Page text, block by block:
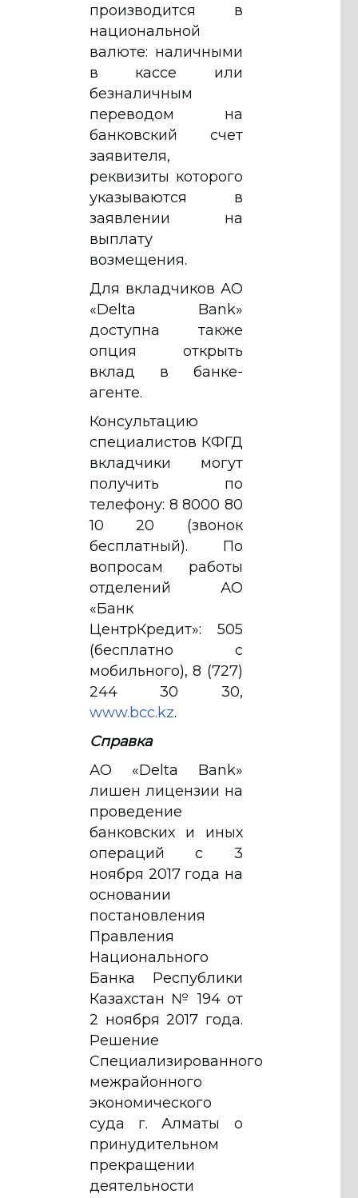
производится в
национальной
валюте: наличными
в кассе или
безналичным
переводом на
банковский счет
заявителя,
реквизиты которого
указываются в
заявлении на
выплату
возмещения.
Для вкладчиков АО
«Delta Bank»
доступна также
опция открыть
вклад в банке-
агенте.
Консультацию
специалистов КФГД
вкладчики могут
получить по
телефону: 8 8000 80
10 20 (звонок
бесплатный). По
вопросам работы
отделений АО
«Банк
ЦентрКредит»: 505
(бесплатно с
мобильного), 8 (727)
244 30 30,
www.bcc.kz.
Справка
АО «Delta Bank»
лишен лицензии на
проведение
банковских и иных
операций с 3
ноября 2017 года на
основании
постановления
Правления
Национального
Банка Республики
Казахстан № 194 от
2 ноября 2017 года.
Решение
Специализированного
межрайонного
экономического
суда г. Алматы о
принудительном
прекращении
деятельности